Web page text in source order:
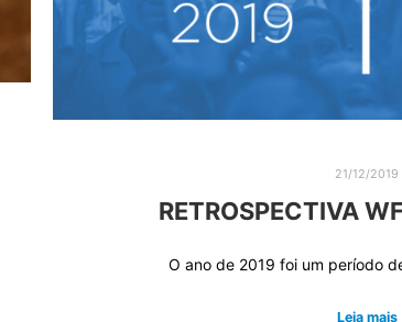
21/12/2019
RETROSPECTIVA
O ano de 2019 foi um período
Leia mais